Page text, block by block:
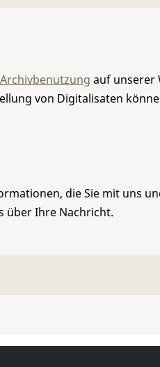
Archivbenutzung auf unserer
von Digitalisaten
die Sie mit uns
über Ihre Nachricht.